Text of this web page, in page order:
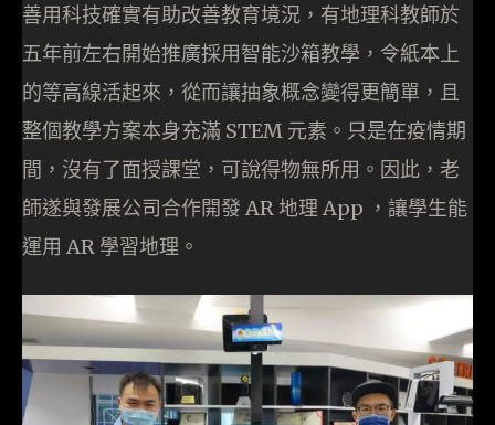
善用科技確實有助改善教育境況，有地理科教師於
五年前左右開始推廣採用智能沙箱教學，令紙本上
的等高線活起來，從而讓抽象概念變得更簡單，且
整個教學方案本身充滿 STEM 元素。只是在疫情期
間，沒有了面授課堂，可說得物無所用。因此，老
師遂與發展公司合作開發 AR 地理 App ，讓學生能
運用 AR 學習地理。